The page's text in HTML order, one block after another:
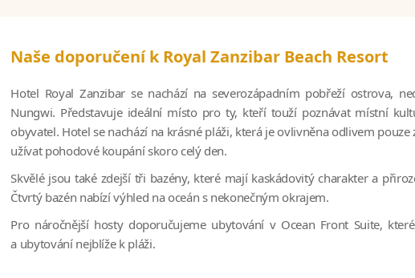
Naše doporučení k Royal Zanzibar Beach Resort
Hotel Royal Zanzibar se nachází na severozápadním pobřeží ostrova,
Nungwi. Představuje ideální místo pro ty, kteří touží poznávat místní
obyvatel. Hotel se nachází na krásné pláži, která je ovlivněna odlivem pouze
užívat pohodové koupání skoro celý den.
Skvělé jsou také zdejší tři bazény, které mají kaskádovitý charakter a
Čtvrtý bazén nabízí výhled na oceán s nekonečným okrajem.
Pro náročnější hosty doporučujeme ubytování v Ocean Front Suite,
a ubytování nejblíže k pláži.